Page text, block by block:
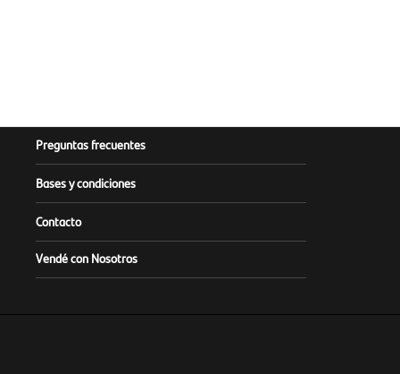
Preguntas frecuentes
Bases y condiciones
Contacto
Vendé con Nosotros